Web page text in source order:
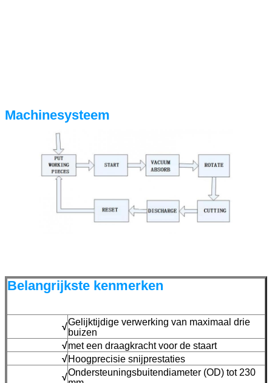
Machinesysteem
Belangrijkste kenmerken
√Gelijktijdige verwerking van maximaal drie
buizen
√met een draagkracht voor de staart
√Hoogprecisie snijprestaties
√Ondersteuningsbuitendiameter (OD) tot 230